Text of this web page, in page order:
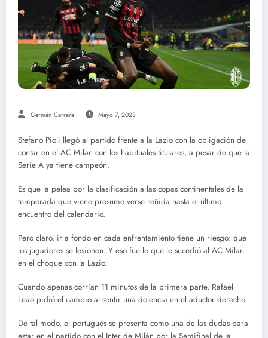
Germán Carrara Mayo 7, 2023
Stefano Pioli llegó al partido frente a la Lazio con la obligación de
contar en el AC Milan con los habituales titulares, a pesar de que la
Serie A ya tiene campeón.
Es que la pelea por la clasificación a las copas continentales de la
temporada que viene presume verse reñida hasta el último
encuentro del calendario.
Pero claro, ir a fondo en cada enfrentamiento tiene un riesgo: que
los jugadores se lesionen. Y eso fue lo que le sucedió al AC Milan
en el choque con la Lazio.
Cuando apenas corrían 11 minutos de la primera parte, Rafael
Leao pidió el cambio al sentir una dolencia en el aductor derecho.
De tal modo, el portugués se presenta como una de las dudas para